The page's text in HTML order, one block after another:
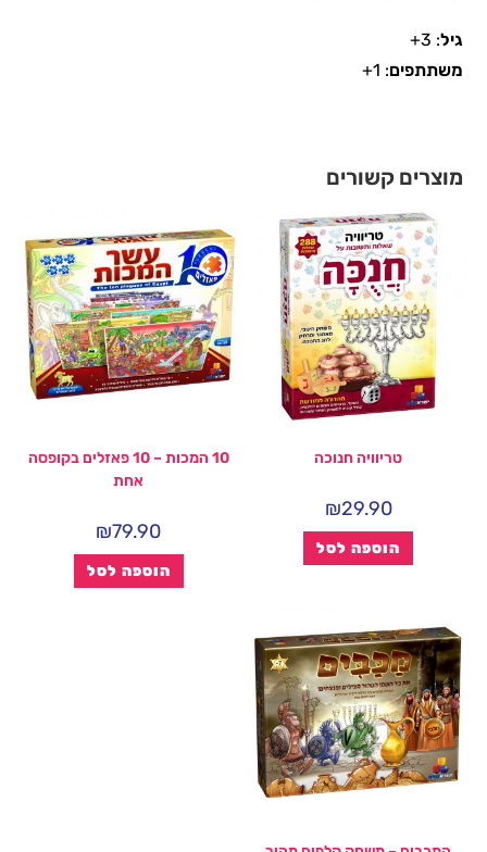
גיל: 3+
משתתפים: 1+
מוצרים קשורים
טריוויה חנוכה
₪29.90
הוספה לסל
10 המכות – 10 פאזלים בקופסה
אחת
₪79.90
הוספה לסל